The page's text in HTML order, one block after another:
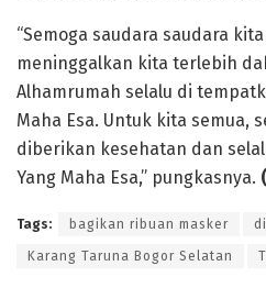
“Semoga saudara saudara
meninggalkan kita terlebih
Alhamrumah selalu di
Maha Esa. Untuk kita semua,
diberikan kesehatan dan
Yang Maha Esa,” pungkasnya.
Tags: bagikan ribuan masker
Karang Taruna Bogor Selatan